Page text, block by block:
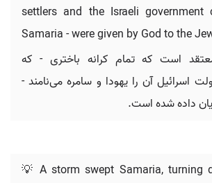
settlers and the Israeli
Samaria - were given by God to the
است که تمام کرانه باختری - که
اسرائیل آن را یهودا و سامره می‌نامند -
داده شده است.
💡 A storm swept Samaria, turning